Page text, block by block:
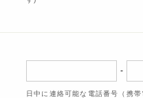
-
日中に連絡可能な電話番号（携